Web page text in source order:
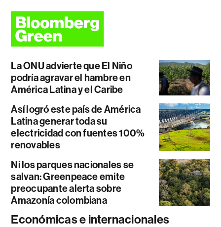
La ONU advierte que El Niño
podría agravar el hambre en
América Latina y el Caribe
Así logró este país de América
Latina generar toda su
electricidad con fuentes 100%
renovables
Ni los parques nacionales se
salvan: Greenpeace emite
preocupante alerta sobre
Amazonía colombiana
Económicas e internacionales